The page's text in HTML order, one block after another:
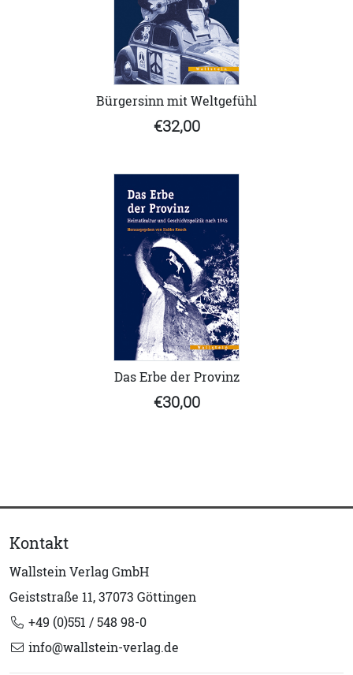
Bürgersinn mit Weltgefühl
€32,00
Das Erbe der Provinz
€30,00
Kontakt
Wallstein Verlag GmbH
Geiststraße 11, 37073 Göttingen
+49 (0)551 / 548 98-0
info@wallstein-verlag.de